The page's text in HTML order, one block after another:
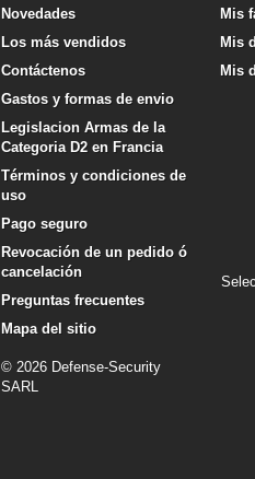
Novedades
Los más vendidos
Contáctenos
Gastos y formas de envio
Legislacion Armas de la
Categoria D2 en Francia
Términos y condiciones de
uso
Pago seguro
Revocación de un pedido ó
cancelación
Preguntas frecuentes
Mapa del sitio
© 2026 Defense-Security
SARL
Mis
Mis
Mis